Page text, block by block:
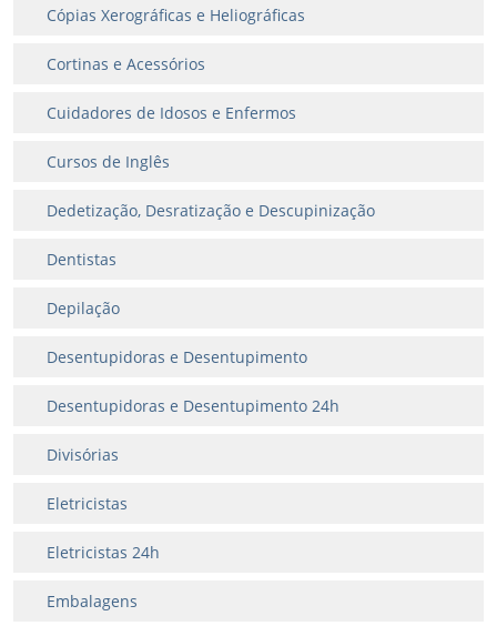
Cópias Xerográficas e Heliográficas
Cortinas e Acessórios
Cuidadores de Idosos e Enfermos
Cursos de Inglês
Dedetização, Desratização e Descupinização
Dentistas
Depilação
Desentupidoras e Desentupimento
Desentupidoras e Desentupimento 24h
Divisórias
Eletricistas
Eletricistas 24h
Embalagens